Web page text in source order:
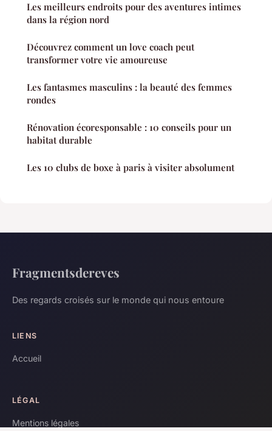
Les meilleurs endroits pour des aventures intimes
dans la région nord
Découvrez comment un love coach peut
transformer votre vie amoureuse
Les fantasmes masculins : la beauté des femmes
rondes
Rénovation écoresponsable : 10 conseils pour un
habitat durable
Les 10 clubs de boxe à paris à visiter absolument
Fragmentsdereves
Des regards croisés sur le monde qui nous entoure
LIENS
Accueil
LÉGAL
Mentions légales